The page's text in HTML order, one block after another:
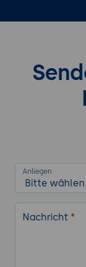
Anliegen
Nachricht *